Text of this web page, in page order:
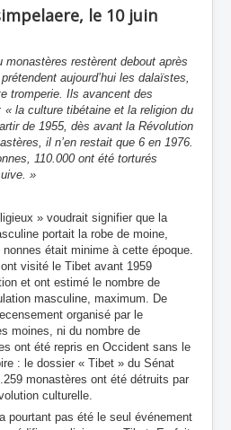
le 10 juin
restèrent debout après
aujourd’hui les dalaïstes,
tromperie. Ils avancent des
la culture tibétaine et la religion du
de 1955, dès avant la Révolution
il n’en restait que 6 en 1976.
110.000 ont été torturés
»
» voudrait signifier que la
portait la robe de moine,
était minime à cette époque.
visité le Tibet avant 1959
et ont estimé le nombre de
masculine, maximum. De
organisé par le
moines, ni du nombre de
ont été repris en Occident sans le
: le dossier « Tibet » du Sénat
monastères ont été détruits par
culturelle.
pourtant pas été le seul événement